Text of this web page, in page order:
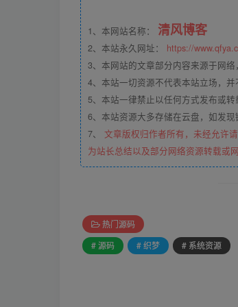
1、本网站名称： 清风博客
2、本站永久网址： https://
3、本网站的文章部分内容来源于网
4、本站一切资源不代表本站立场，
5、本站一律禁止以任何方式发布或
6、本站资源大多存储在云盘，如发
7、 文章版权归作者所有，未经允许
为站长总结以及部分网络资源转载或
热门源码
# 源码
# 织梦 # 系统资源